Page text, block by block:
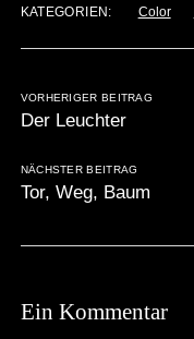
KATEGORIEN: Color
VORHERIGER BEITRAG
Der Leuchter
NÄCHSTER BEITRAG
Tor, Weg, Baum
Ein Kommentar